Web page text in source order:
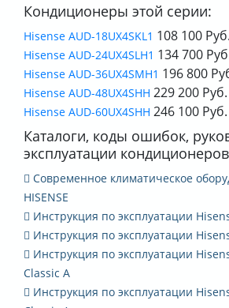
Кондиционеры этой серии:
Hisense AUD-18UX4SKL1 108 100 Руб.
Hisense AUD-24UX4SLH1 134 700
Hisense AUD-36UX4SMH1 196 800
Hisense AUD-48UX4SHH 229 200 Руб.
Hisense AUD-60UX4SHH 246 100 Руб.
Каталоги, коды ошибок,
эксплуатации
Современное климатическое
HISENSE
Инструкция по эксплуатации
Инструкция по эксплуатации
Инструкция по эксплуатации
Classic A
Инструкция по эксплуатации